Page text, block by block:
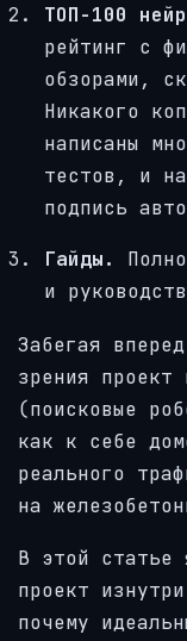
ТОП-100
рейтинг с
обзорами,
Никакого
написаны
тестов, и
подпись
Гайды.
и
Забегая
зрения проект
(поисковые
как к себе
реального
на
В этой статье
проект
почему